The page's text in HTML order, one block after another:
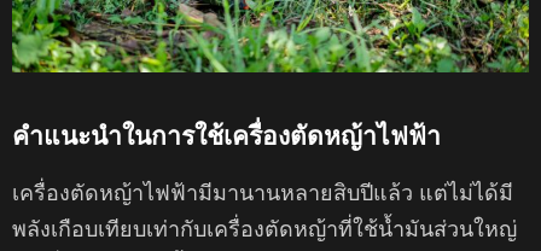
คำแนะนำในการใช้เครื่องตัดหญ้าไฟฟ้า
เครื่องตัดหญ้าไฟฟ้ามีมานานหลายสิบปีแล้ว แต่ไม่ได้มี
พลังเกือบเทียบเท่ากับเครื่องตัดหญ้าที่ใช้น้ำมันส่วนใหญ่